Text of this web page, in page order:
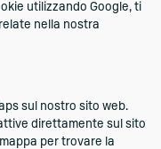
utilizzando Google, ti
nella nostra
sul nostro sito web.
direttamente sul sito
per trovare la